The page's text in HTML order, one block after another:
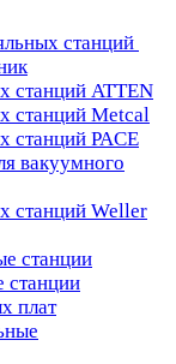
станций
станций ATTEN
станций Metcal
станций PACE
вакуумного
станций Weller
станции
станции
плат